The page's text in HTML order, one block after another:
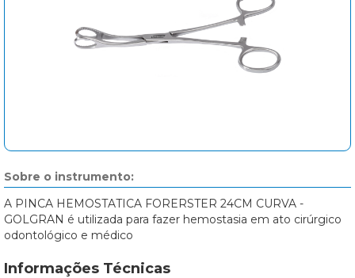
Sobre o instrumento:
A PINCA HEMOSTATICA FORERSTER 24CM CURVA -
GOLGRAN é utilizada para fazer hemostasia em ato cirúrgico
odontológico e médico
Informações Técnicas